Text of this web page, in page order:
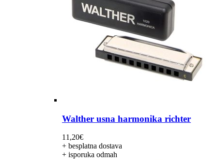
Walther usna harmonika richter
11,20€
+ besplatna dostava
+ isporuka odmah